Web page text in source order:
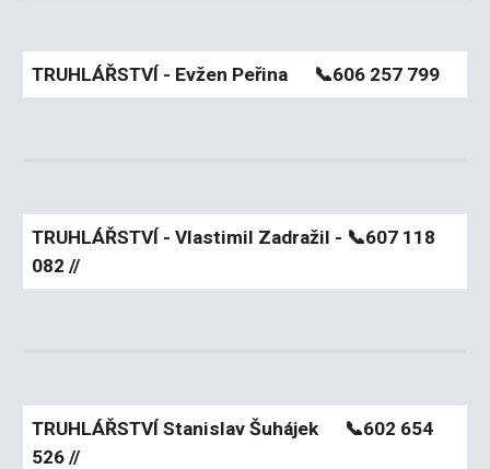
TRUHLÁŘSTVÍ - Evžen Peřina 📞606 257 799
TRUHLÁŘSTVÍ - Vlastimil Zadražil - 📞607 118
082 //
TRUHLÁŘSTVÍ Stanislav Šuhájek 📞602 654
526 //